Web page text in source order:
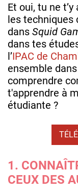
Et oui, tu ne
les techniques
dans Squid
dans tes
l’IPAC de
ensemble
comprendre
t'apprendre à
étudiante ?
1.
CEUX DES